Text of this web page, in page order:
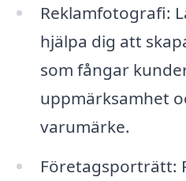
Reklamfotografi:
hjälpa dig att
som fångar
uppmärksamhet
varumärke.
Företagsporträtt: